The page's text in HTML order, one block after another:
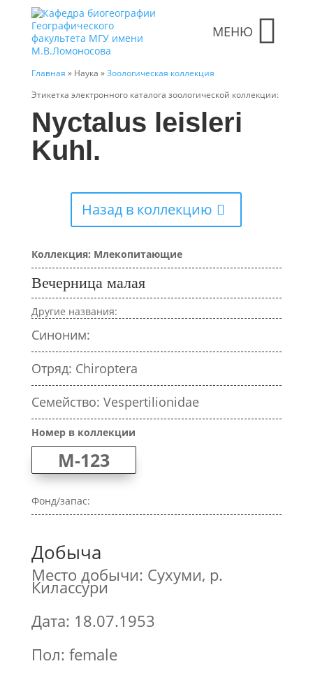
МЕНЮ
Главная » Наука »Зоологическая коллекция
Этикетка электронного каталога зоологической коллекции:
Nyctalus leisleri
Kuhl.
Назад в коллекцию
Коллекция: Млекопитающие
Вечерница малая
Другие названия:
Синоним:
Отряд: Chiroptera
Семейство: Vespertilionidae
Номер в коллекции
M-123
Фонд/запас:
Добыча
Место добычи: Сухуми, р.
Килассури
Дата: 18.07.1953
Пол: female